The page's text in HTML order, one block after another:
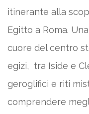
itinerante alla
Egitto a Roma.
cuore del centro
egizi, tra Iside e
geroglifici e riti
comprendere